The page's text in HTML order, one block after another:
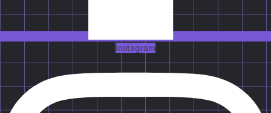
Instagram